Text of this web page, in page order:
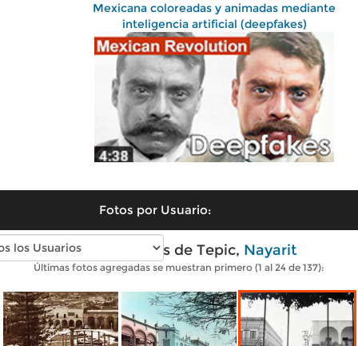
Mexicana coloreadas y animadas mediante
inteligencia artificial (deepfakes)
Fotos por Usuario:
Fotos antiguas de Tepic, Nayarit
Últimas fotos agregadas se muestran primero (1 al 24 de 137):